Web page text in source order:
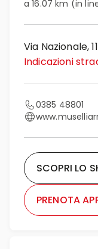
a 16.07 km (in
Via Nazionale,
Indicazioni
0385 48801
SCOPRI LO
PRENOTA